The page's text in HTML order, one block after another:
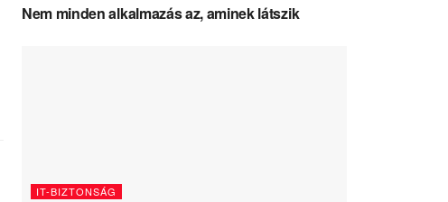
Nem minden alkalmazás az, aminek látszik
IT-BIZTONSÁG